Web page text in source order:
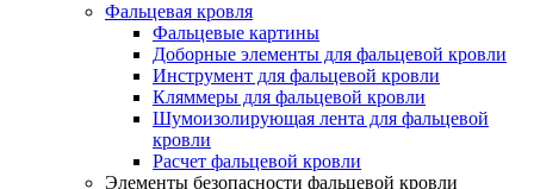
Фальцевая кровля
Фальцевые картины
Доборные элементы для фальцевой кровли
Инструмент для фальцевой кровли
Кляммеры для фальцевой кровли
Шумоизолирующая лента для фальцевой
кровли
Расчет фальцевой кровли
Элементы безопасности фальцевой кровли